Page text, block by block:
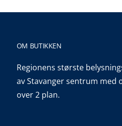
OM BUTIKKEN
Regionens største
av Stavanger sentrum med
over 2 plan.